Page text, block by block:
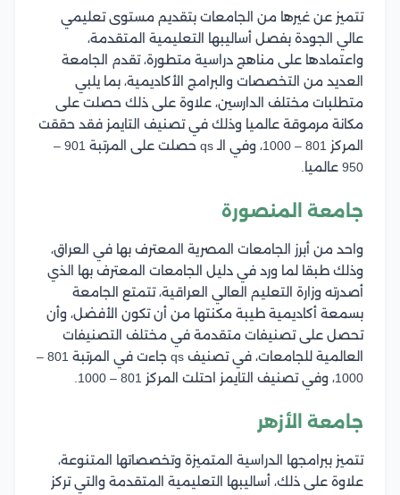
تتميز عن غيرها من الجامعات بتقديم مستوى تعليمي
عالي الجودة بفصل أساليبها التعليمية المتقدمة،
واعتمادها على مناهج دراسية متطورة، تقدم الجامعة
العديد من التخصصات والبرامج الأكاديمية، بما يلبي
متطلبات مختلف الدارسين، علاوة على ذلك حصلت على
مكانة مرموقة عالميا وذلك في تصنيف التايمز فقد حققت
المركز 801 – 1000، وفي الـ qs حصلت على المرتبة 901 –
950 عالميا.
جامعة المنصورة
واحد من أبرز الجامعات المصرية المعترف بها في العراق،
وذلك طبقا لما ورد في دليل الجامعات المعترف بها الذي
أصدرته وزارة التعليم العالي العراقية، تتمتع الجامعة
بسمعة أكاديمية طيبة مكنتها من أن تكون الأفضل، وأن
تحصل على تصنيفات متقدمة في مختلف التصنيفات
العالمية للجامعات، في تصنيف qs جاءت في المرتبة 801 –
1000، وفي تصنيف التايمز احتلت المركز 801 – 1000.
جامعة الأزهر
تتميز ببرامجها الدراسية المتميزة وتخصصاتها المتنوعة،
علاوة على ذلك، أساليبها التعليمية المتقدمة والتي تركز